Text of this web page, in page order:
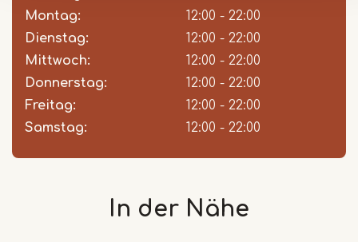
slot
Montag:
12:00 - 22:00
Dienstag:
12:00 - 22:00
Mittwoch:
12:00 - 22:00
Donnerstag:
12:00 - 22:00
Freitag:
12:00 - 22:00
Samstag:
12:00 - 22:00
In der Nähe